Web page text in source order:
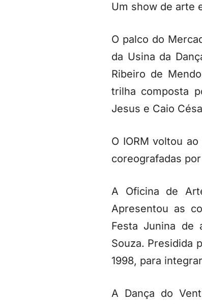
Um show de arte
O palco do
da Usina da
Ribeiro de
trilha composta
Jesus e Caio
O IORM voltou
coreografadas
A Oficina de
Apresentou as
Festa Junina de
Souza. Presidida
1998, para
A Dança do